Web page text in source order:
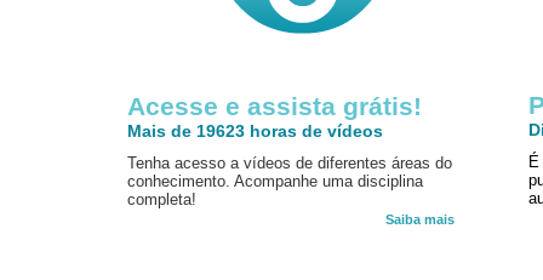
Acesse e assista grátis!
Mais de 19623 horas de vídeos
Tenha acesso a vídeos de diferentes áreas do
conhecimento. Acompanhe uma disciplina
completa!
Saiba mais